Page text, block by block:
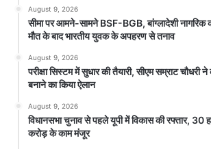
August 9, 2026
सीमा पर आमने-सामने BSF-BGB, बांग्लादेशी नागरिक
मौत के बाद भारतीय युवक के अपहरण से तनाव
August 9, 2026
परीक्षा सिस्टम में सुधार की तैयारी, सीएम सम्राट चौधरी
बनाने का किया ऐलान
August 9, 2026
विधानसभा चुनाव से पहले यूपी में विकास की रफ्तार, 30
करोड़ के काम मंजूर